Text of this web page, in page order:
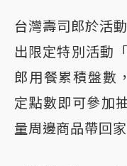
台灣壽司郎於活
出限定特別活動
郎用餐累積盤數
定點數即可參加
量周邊商品帶回家